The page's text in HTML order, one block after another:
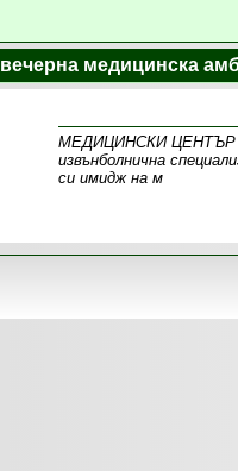
вечерна медицинска
МEДИЦИНСКИ ЦЕНТЪР
извънболнична
си имидж на м